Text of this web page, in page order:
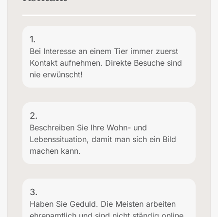
1.
Bei Interesse an einem Tier immer zuerst
Kontakt aufnehmen. Direkte Besuche sind
nie erwünscht!
2.
Beschreiben Sie Ihre Wohn- und
Lebenssituation, damit man sich ein Bild
machen kann.
3.
Haben Sie Geduld. Die Meisten arbeiten